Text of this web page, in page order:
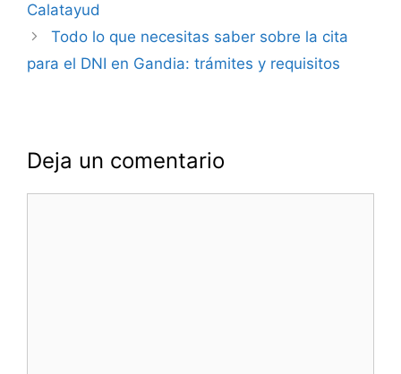
Calatayud
Todo lo que necesitas saber sobre la cita
para el DNI en Gandia: trámites y requisitos
Deja un comentario